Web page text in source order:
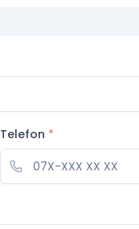
Telefon *